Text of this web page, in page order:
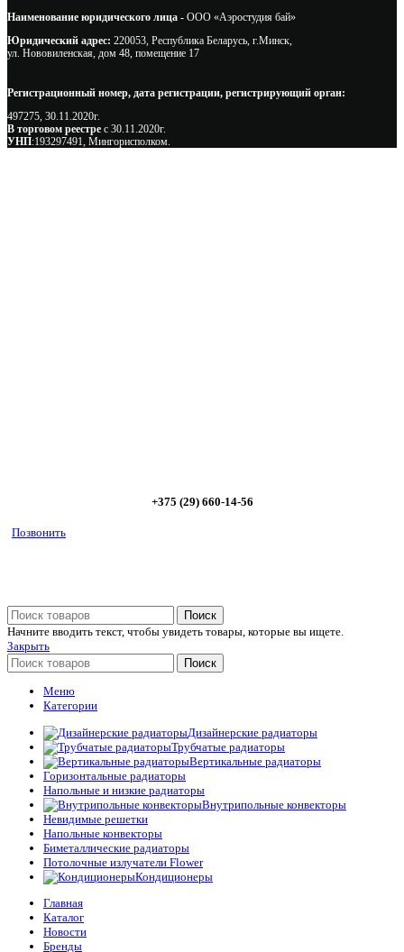
Наименование юридического лица - ООО «Аэростудия бай»
Юридический адрес: 220053, Республика Беларусь, г.Минск,
ул. Нововиленская, дом 48, помещение 17
Регистрационный номер, дата регистрации, регистрирующий орган:
497275, 30.11.2020г.
В торговом реестре с 30.11.2020г.
УНП:193297491, Мингорисполком.
+375 (29) 660-14-56
Позвонить
Поиск
Начните вводить текст, чтобы увидеть товары, которые вы ищете.
Закрыть
Поиск
Меню
Категории
Дизайнерские радиаторы
Трубчатые радиаторы
Вертикальные радиаторы
Горизонтальные радиаторы
Напольные и низкие радиаторы
Внутрипольные конвекторы
Невидимые решетки
Напольные конвекторы
Биметаллические радиаторы
Потолочные излучатели Flower
Кондиционеры
Главная
Каталог
Новости
Бренды